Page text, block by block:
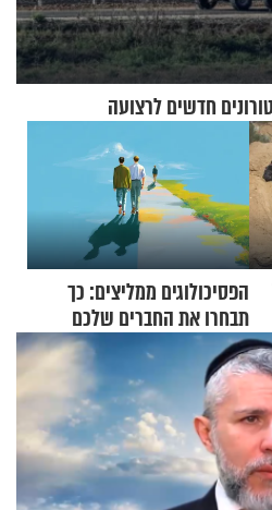
חדשים לרצועה
הפסיכולוגים ממליצים: כך
תבחרו את החברים שלכם
בחיים